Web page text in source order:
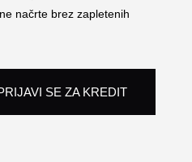
načrte brez zapletenih
SE ZA KREDIT